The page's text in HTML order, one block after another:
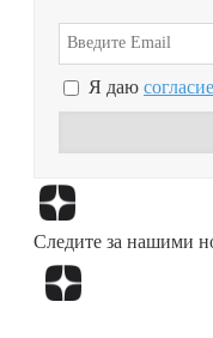
Я даю согласие
Следите за нашими